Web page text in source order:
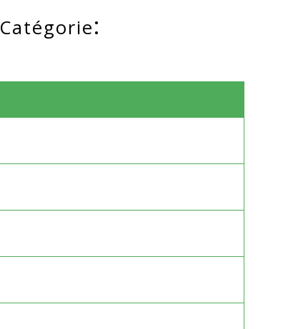
Catégorie: